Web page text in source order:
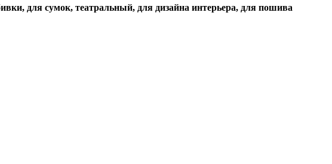
для сумок, театральный, для дизайна интерьера, для пошива